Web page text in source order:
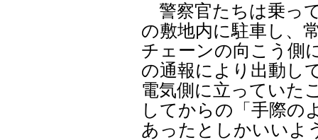
警察官たちは乗っ
の敷地内に駐車し、
チェーンの向こう側
の通報により出動し
電気側に立っていた
してからの「手際の
あったとしかいいよ